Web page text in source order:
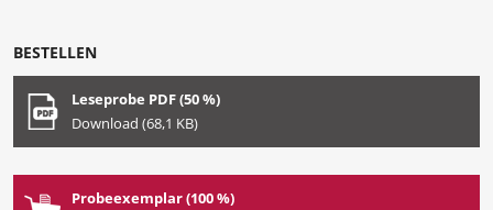
BESTELLEN
Leseprobe PDF (50 %)
Download (68,1 KB)
Probeexemplar (100 %)